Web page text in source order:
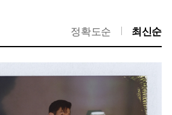
정확도순 최신순